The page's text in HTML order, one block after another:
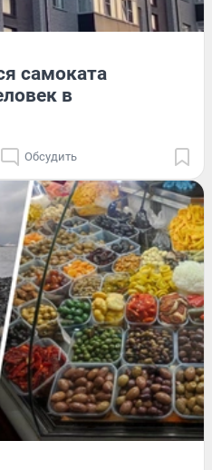
самоката
в
Обсудить